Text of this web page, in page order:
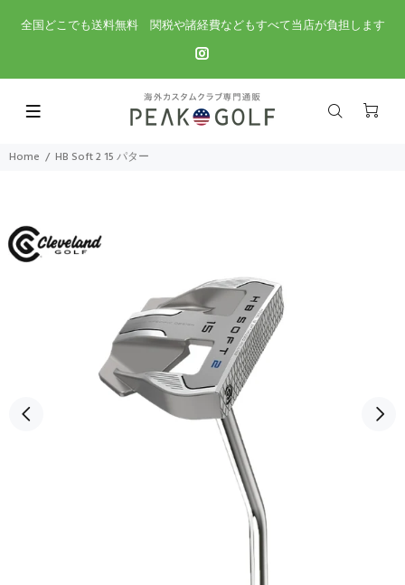
全国どこでも送料無料 関税や諸経費などもすべて当店が負担します
Home HB Soft 2 15 パター